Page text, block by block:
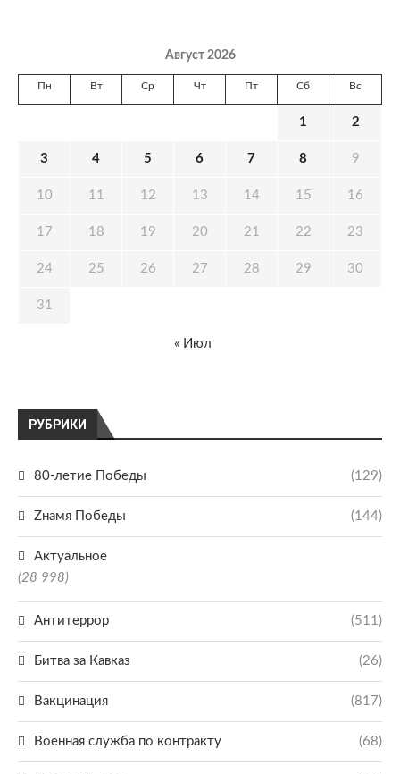
РУБРИКИ
80-летие Победы (129)
Zнамя Победы (144)
Актуальное
(28 998)
Антитеррор (511)
Битва за Кавказ (26)
Вакцинация (817)
Военная служба по контракту (68)
Август 2026
Пн Вт Ср Чт Пт Сб Вс
1 2
3 4 5 6 7 8 9
10 11 12 13 14 15 16
17 18 19 20 21 22 23
24 25 26 27 28 29 30
31
« Июл